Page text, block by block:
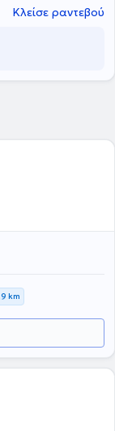
Κλείσε ραντεβού
km